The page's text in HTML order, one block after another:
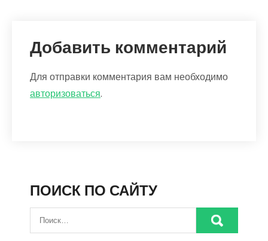
Добавить комментарий
Для отправки комментария вам необходимо
авторизоваться.
ПОИСК ПО САЙТУ